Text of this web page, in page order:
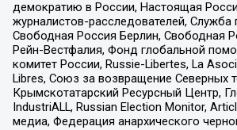
демократию в России, Настоящая
журналистов-расследователей, Служба
Свободная Россия Берлин, Свободная
Рейн-Вестфалия, Фонд глобальной
комитет России, Russie-Libertes, La
Libres, Союз за возвращение Северных
Крымскотатарский Ресурсный Центр,
IndustriALL, Russian Election Monitor,
медиа, Федерация анархического